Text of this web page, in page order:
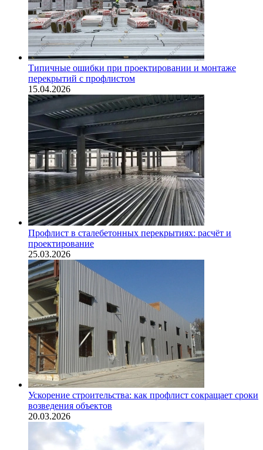
Типичные ошибки при проектировании и монтаже
перекрытий с профлистом
15.04.2026
Профлист в сталебетонных перекрытиях: расчёт и
проектирование
25.03.2026
Ускорение строительства: как профлист сокращает сроки
возведения объектов
20.03.2026